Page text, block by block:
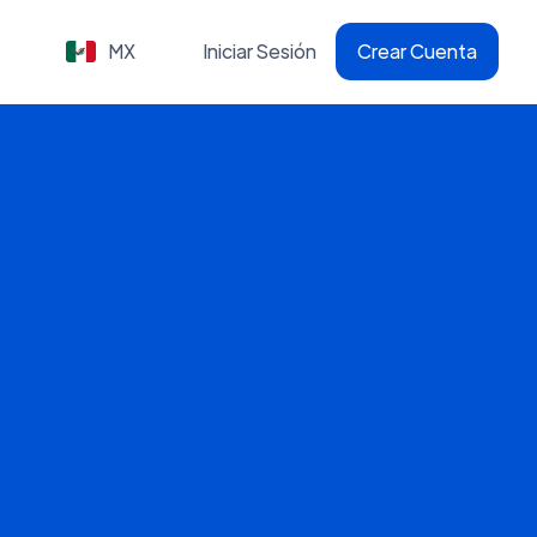
MX Iniciar Sesión Crear Cuenta